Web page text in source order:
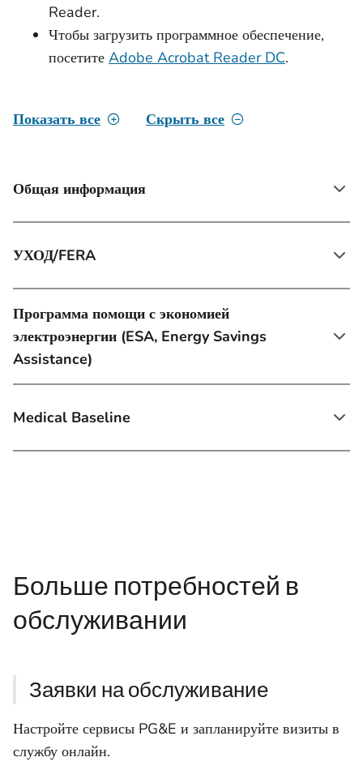
Reader.
Чтобы загрузить программное обеспечение,
посетите Adobe Acrobat Reader DC.
Показать все Скрыть все
Общая информация
УХОД/FERA
Программа помощи с экономией
электроэнергии (ESA, Energy Savings
Assistance)
Medical Baseline
Больше потребностей в
обслуживании
Заявки на обслуживание
Настройте сервисы PG&E и запланируйте визиты в
службу онлайн.